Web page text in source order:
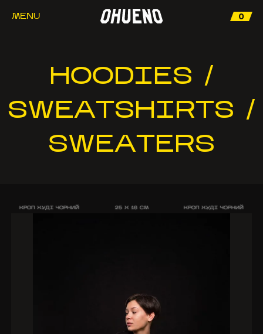
MENU 0
HOODIES /
SWEATSHIRTS /
SWEATERS
КРОП ХУДІ ЧОРНИЙ 25 X 16 CM КРОП ХУДІ ЧОРНИЙ